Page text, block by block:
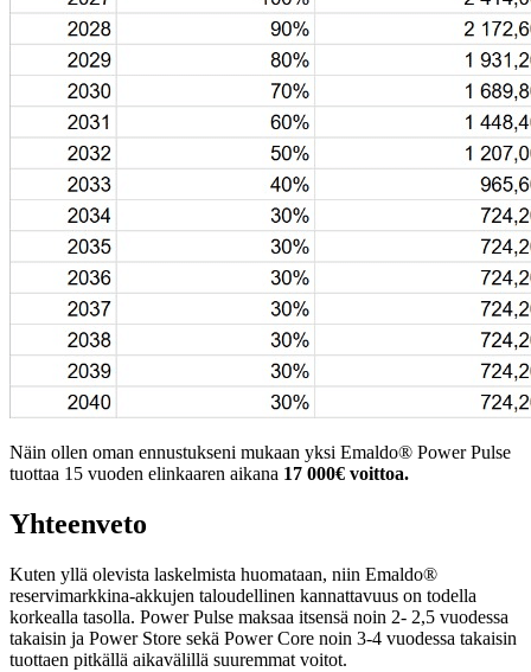
Näin ollen oman ennustukseni mukaan yksi Emaldo® Power Pulse
tuottaa 15 vuoden elinkaaren aikana 17 000€ voittoa.
Yhteenveto
Kuten yllä olevista laskelmista huomataan, niin Emaldo®
reservimarkkina-akkujen taloudellinen kannattavuus on todella
korkealla tasolla. Power Pulse maksaa itsensä noin 2- 2,5 vuodessa
takaisin ja Power Store sekä Power Core noin 3-4 vuodessa takaisin
tuottaen pitkällä aikavälillä suuremmat voitot.